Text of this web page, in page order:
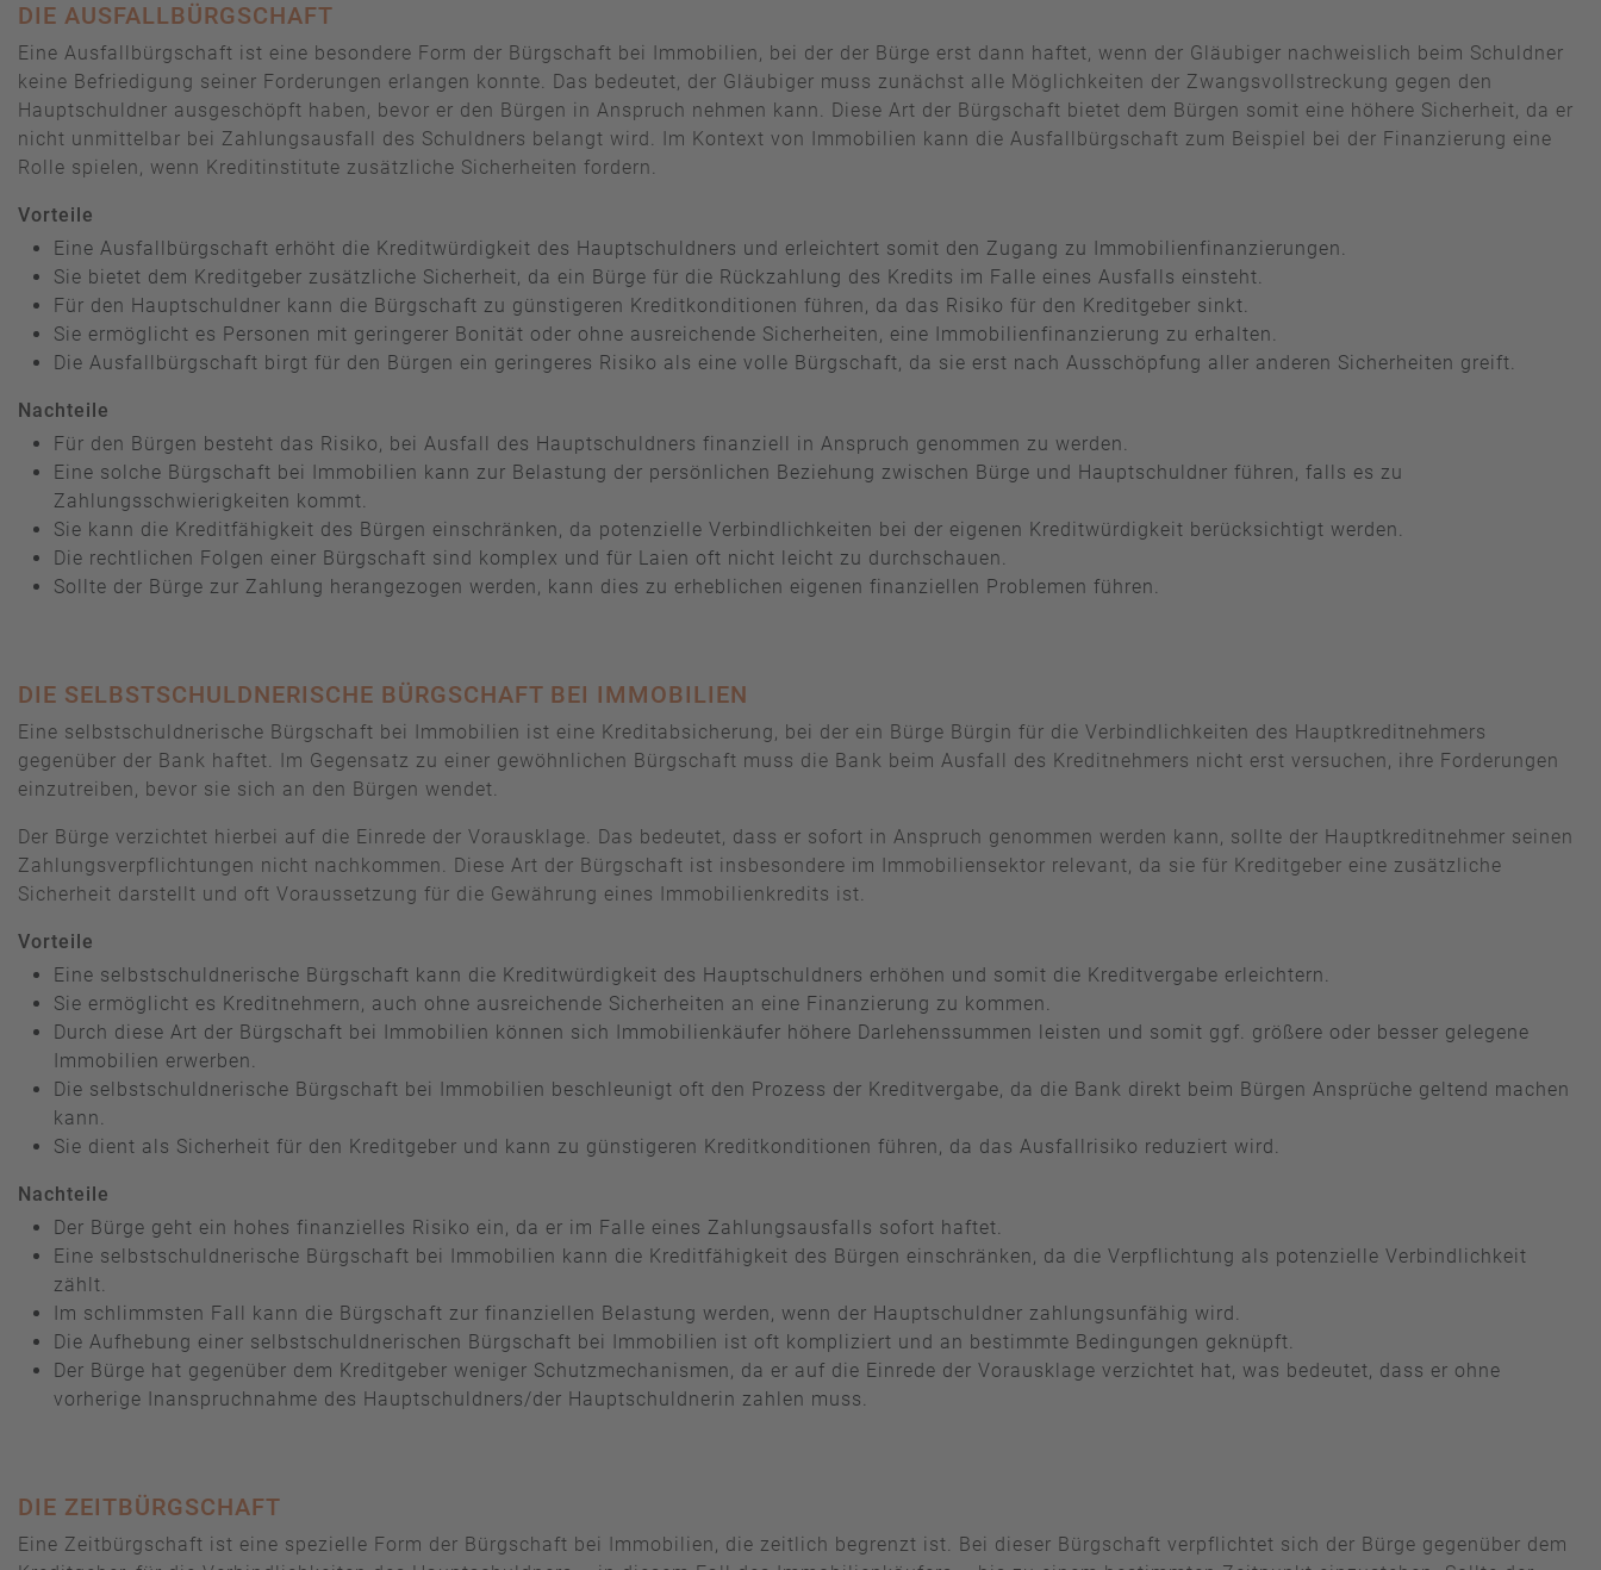
DIE AUSFALLBÜRGSCHAFT
Eine Ausfallbürgschaft ist eine besondere Form der Bürgschaft bei Immobilien, bei der der Bürge erst dann haftet, wenn der Gläubiger nachweislich beim Schuldner
keine Befriedigung seiner Forderungen erlangen konnte. Das bedeutet, der Gläubiger muss zunächst alle Möglichkeiten der Zwangsvollstreckung gegen den
Hauptschuldner ausgeschöpft haben, bevor er den Bürgen in Anspruch nehmen kann. Diese Art der Bürgschaft bietet dem Bürgen somit eine höhere Sicherheit, da er
nicht unmittelbar bei Zahlungsausfall des Schuldners belangt wird. Im Kontext von Immobilien kann die Ausfallbürgschaft zum Beispiel bei der Finanzierung eine
Rolle spielen, wenn Kreditinstitute zusätzliche Sicherheiten fordern.
Vorteile
Eine Ausfallbürgschaft erhöht die Kreditwürdigkeit des Hauptschuldners und erleichtert somit den Zugang zu Immobilienfinanzierungen.
Sie bietet dem Kreditgeber zusätzliche Sicherheit, da ein Bürge für die Rückzahlung des Kredits im Falle eines Ausfalls einsteht.
Für den Hauptschuldner kann die Bürgschaft zu günstigeren Kreditkonditionen führen, da das Risiko für den Kreditgeber sinkt.
Sie ermöglicht es Personen mit geringerer Bonität oder ohne ausreichende Sicherheiten, eine Immobilienfinanzierung zu erhalten.
Die Ausfallbürgschaft birgt für den Bürgen ein geringeres Risiko als eine volle Bürgschaft, da sie erst nach Ausschöpfung aller anderen Sicherheiten greift.
Nachteile
Für den Bürgen besteht das Risiko, bei Ausfall des Hauptschuldners finanziell in Anspruch genommen zu werden.
Eine solche Bürgschaft bei Immobilien kann zur Belastung der persönlichen Beziehung zwischen Bürge und Hauptschuldner führen, falls es zu
Zahlungsschwierigkeiten kommt.
Sie kann die Kreditfähigkeit des Bürgen einschränken, da potenzielle Verbindlichkeiten bei der eigenen Kreditwürdigkeit berücksichtigt werden.
Die rechtlichen Folgen einer Bürgschaft sind komplex und für Laien oft nicht leicht zu durchschauen.
Sollte der Bürge zur Zahlung herangezogen werden, kann dies zu erheblichen eigenen finanziellen Problemen führen.
DIE SELBSTSCHULDNERISCHE BÜRGSCHAFT BEI IMMOBILIEN
Eine selbstschuldnerische Bürgschaft bei Immobilien ist eine Kreditabsicherung, bei der ein Bürge Bürgin für die Verbindlichkeiten des Hauptkreditnehmers
gegenüber der Bank haftet. Im Gegensatz zu einer gewöhnlichen Bürgschaft muss die Bank beim Ausfall des Kreditnehmers nicht erst versuchen, ihre Forderungen
einzutreiben, bevor sie sich an den Bürgen wendet.
Der Bürge verzichtet hierbei auf die Einrede der Vorausklage. Das bedeutet, dass er sofort in Anspruch genommen werden kann, sollte der Hauptkreditnehmer seinen
Zahlungsverpflichtungen nicht nachkommen. Diese Art der Bürgschaft ist insbesondere im Immobiliensektor relevant, da sie für Kreditgeber eine zusätzliche
Sicherheit darstellt und oft Voraussetzung für die Gewährung eines Immobilienkredits ist.
Vorteile
Eine selbstschuldnerische Bürgschaft kann die Kreditwürdigkeit des Hauptschuldners erhöhen und somit die Kreditvergabe erleichtern.
Sie ermöglicht es Kreditnehmern, auch ohne ausreichende Sicherheiten an eine Finanzierung zu kommen.
Durch diese Art der Bürgschaft bei Immobilien können sich Immobilienkäufer höhere Darlehenssummen leisten und somit ggf. größere oder besser gelegene
Immobilien erwerben.
Die selbstschuldnerische Bürgschaft bei Immobilien beschleunigt oft den Prozess der Kreditvergabe, da die Bank direkt beim Bürgen Ansprüche geltend machen
kann.
Sie dient als Sicherheit für den Kreditgeber und kann zu günstigeren Kreditkonditionen führen, da das Ausfallrisiko reduziert wird.
Nachteile
Der Bürge geht ein hohes finanzielles Risiko ein, da er im Falle eines Zahlungsausfalls sofort haftet.
Eine selbstschuldnerische Bürgschaft bei Immobilien kann die Kreditfähigkeit des Bürgen einschränken, da die Verpflichtung als potenzielle Verbindlichkeit
zählt.
Im schlimmsten Fall kann die Bürgschaft zur finanziellen Belastung werden, wenn der Hauptschuldner zahlungsunfähig wird.
Die Aufhebung einer selbstschuldnerischen Bürgschaft bei Immobilien ist oft kompliziert und an bestimmte Bedingungen geknüpft.
Der Bürge hat gegenüber dem Kreditgeber weniger Schutzmechanismen, da er auf die Einrede der Vorausklage verzichtet hat, was bedeutet, dass er ohne
vorherige Inanspruchnahme des Hauptschuldners/der Hauptschuldnerin zahlen muss.
DIE ZEITBÜRGSCHAFT
Eine Zeitbürgschaft ist eine spezielle Form der Bürgschaft bei Immobilien, die zeitlich begrenzt ist. Bei dieser Bürgschaft verpflichtet sich der Bürge gegenüber dem